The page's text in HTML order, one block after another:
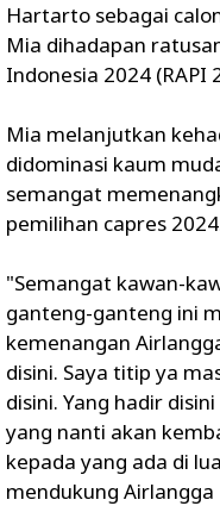
Hartarto sebagai
Mia dihadapan
Indonesia 2024 (RAPI
Mia melanjutkan
didominasi kaum
semangat
pemilihan capres
"Semangat kawan-
ganteng-ganteng ini
kemenangan
disini. Saya titip ya
disini. Yang hadir
yang nanti akan
kepada yang ada di
mendukung